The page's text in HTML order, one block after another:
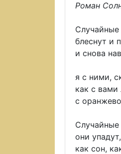
Роман
Случайные
блеснут и
и снова
я с ними,
как с вами
с
Случайные
они
как сон,